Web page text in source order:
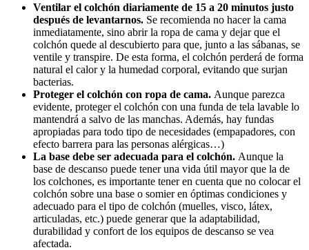
Ventilar el colchón diariamente de 15 a 20 minutos justo
después de levantarnos. Se recomienda no hacer la cama
inmediatamente, sino abrir la ropa de cama y dejar que el
colchón quede al descubierto para que, junto a las sábanas, se
ventile y transpire. De esta forma, el colchón perderá de forma
natural el calor y la humedad corporal, evitando que surjan
bacterias.
Proteger el colchón con ropa de cama. Aunque parezca
evidente, proteger el colchón con una funda de tela lavable lo
mantendrá a salvo de las manchas. Además, hay fundas
apropiadas para todo tipo de necesidades (empapadores, con
efecto barrera para las personas alérgicas…)
La base debe ser adecuada para el colchón. Aunque la
base de descanso puede tener una vida útil mayor que la de
los colchones, es importante tener en cuenta que no colocar el
colchón sobre una base o somier en óptimas condiciones y
adecuado para el tipo de colchón (muelles, visco, látex,
articuladas, etc.) puede generar que la adaptabilidad,
durabilidad y confort de los equipos de descanso se vea
afectada.